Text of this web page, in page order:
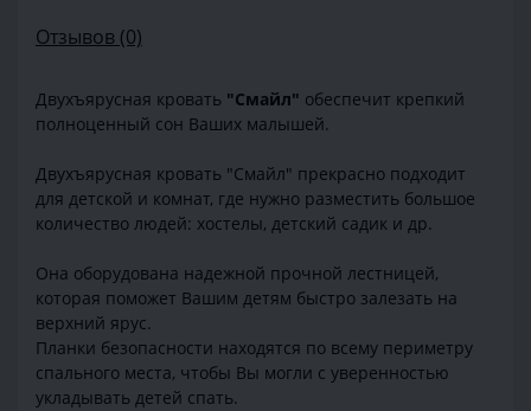
Отзывов (0)
Двухъярусная кровать "Смайл" обеспечит крепкий
полноценный сон Ваших малышей.
Двухъярусная кровать "Смайл" прекрасно подходит
для детской и комнат, где нужно разместить большое
количество людей: хостелы, детский садик и др.
Она оборудована надежной прочной лестницей,
которая поможет Вашим детям быстро залезать на
верхний ярус.
Планки безопасности находятся по всему периметру
спального места, чтобы Вы могли с уверенностью
укладывать детей спать.